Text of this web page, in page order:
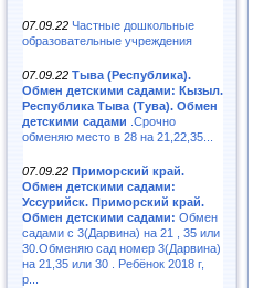
07.09.22 Частные дошкольные
образовательные учреждения
07.09.22 Тыва (Республика).
Обмен детскими садами: Кызыл.
Республика Тыва (Тува). Обмен
детскими садами .Срочно
обменяю место в 28 на 21,22,35...
07.09.22 Приморский край.
Обмен детскими садами:
Уссурийск. Приморский край.
Обмен детскими садами: Обмен
садами с 3(Дарвина) на 21 , 35 или
30.Обменяю сад номер 3(Дарвина)
на 21,35 или 30 . Ребёнок 2018 г,
р...